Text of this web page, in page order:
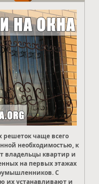
решеток чаще всего
необходимостью, к
владельцы квартир и
на первых этажах
С
их устанавливают и